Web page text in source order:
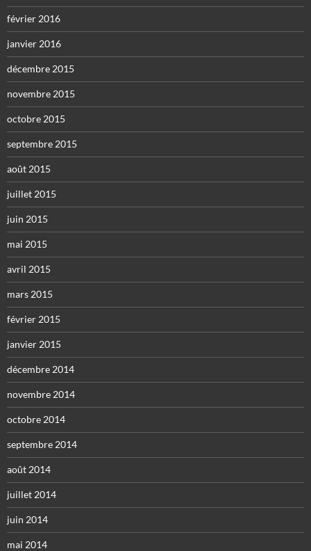
février 2016
janvier 2016
décembre 2015
novembre 2015
octobre 2015
septembre 2015
août 2015
juillet 2015
juin 2015
mai 2015
avril 2015
mars 2015
février 2015
janvier 2015
décembre 2014
novembre 2014
octobre 2014
septembre 2014
août 2014
juillet 2014
juin 2014
mai 2014